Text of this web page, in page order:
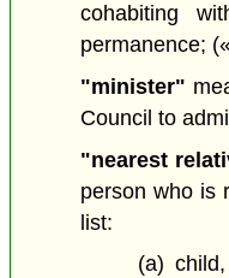
cohabiting
permanence;
"minister"
Council to
"nearest
person who is
list:
(a) child,